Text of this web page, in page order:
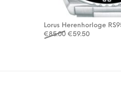
Lorus Herenhorloge
€85.00 Oorspronkelijke
€59.50Huidige